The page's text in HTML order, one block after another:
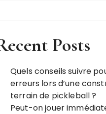
Posts
Quels conseils suivre
erreurs lors d’une
terrain de pickleball ?
Peut-on jouer